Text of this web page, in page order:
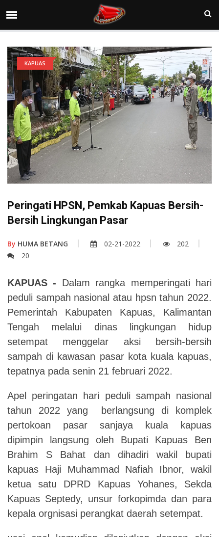
KAPUAS
Peringati HPSN, Pemkab Kapuas Bersih-
Bersih Lingkungan Pasar
By HUMA BETANG 02-21-2022
202
20
KAPUAS - Dalam rangka memperingati hari
peduli sampah nasional atau hpsn tahun 2022.
Pemerintah Kabupaten Kapuas, Kalimantan
Tengah melalui dinas lingkungan hidup
setempat menggelar aksi bersih-bersih
sampah di kawasan pasar kota kuala kapuas,
tepatnya pada senin 21 februari 2022.
Apel peringatan hari peduli sampah nasional
tahun 2022 yang berlangsung di komplek
pertokoan pasar sanjaya kuala kapuas
dipimpin langsung oleh Bupati Kapuas Ben
Brahim S Bahat dan dihadiri wakil bupati
kapuas Haji Muhammad Nafiah Ibnor, wakil
ketua satu DPRD Kapuas Yohanes, Sekda
Kapuas Septedy, unsur forkopimda dan para
kepala orgnisasi perangkat daerah setempat.